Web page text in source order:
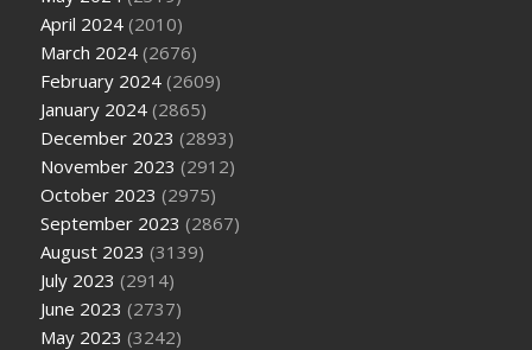
April 2024 (2010)
March 2024 (2676)
February 2024 (2609)
January 2024 (2865)
December 2023 (2893)
November 2023 (2912)
October 2023 (2975)
September 2023 (2867)
August 2023 (3139)
July 2023 (2914)
June 2023 (2737)
May 2023 (3242)